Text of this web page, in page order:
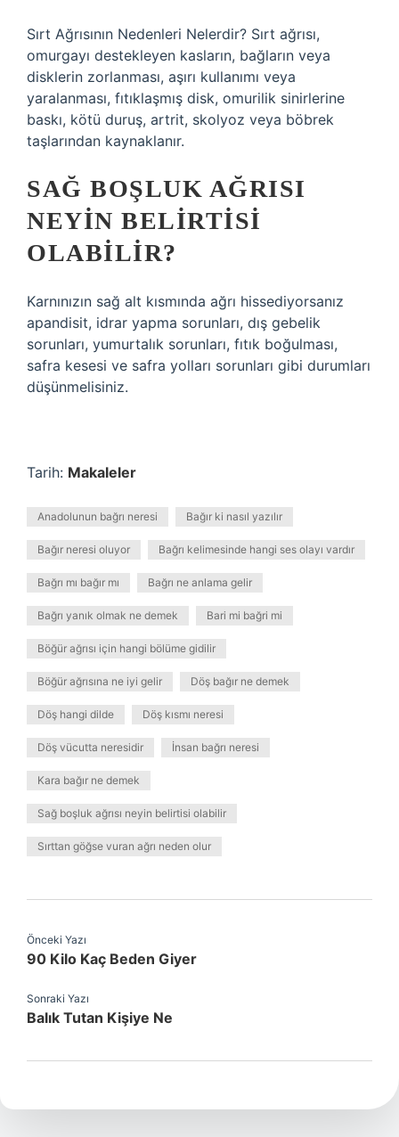
Sırt Ağrısının Nedenleri Nelerdir? Sırt ağrısı,
omurgayı destekleyen kasların, bağların veya
disklerin zorlanması, aşırı kullanımı veya
yaralanması, fıtıklaşmış disk, omurilik sinirlerine
baskı, kötü duruş, artrit, skolyoz veya böbrek
taşlarından kaynaklanır.
SAĞ BOŞLUK AĞRISI
NEYIN BELIRTISI
OLABILIR?
Karnınızın sağ alt kısmında ağrı hissediyorsanız
apandisit, idrar yapma sorunları, dış gebelik
sorunları, yumurtalık sorunları, fıtık boğulması,
safra kesesi ve safra yolları sorunları gibi durumları
düşünmelisiniz.
Tarih: Makaleler
Anadolunun bağrı neresi Bağır ki nasıl yazılır
Bağır neresi oluyor Bağrı kelimesinde hangi ses olayı vardır
Bağrı mı bağır mı Bağrı ne anlama gelir
Bağrı yanık olmak ne demek Bari mi bağri mi
Böğür ağrısı için hangi bölüme gidilir
Böğür ağrısına ne iyi gelir Döş bağır ne demek
Döş hangi dilde Döş kısmı neresi
Döş vücutta neresidir İnsan bağrı neresi
Kara bağır ne demek
Sağ boşluk ağrısı neyin belirtisi olabilir
Sırttan göğse vuran ağrı neden olur
Önceki Yazı
90 Kilo Kaç Beden Giyer
Sonraki Yazı
Balık Tutan Kişiye Ne